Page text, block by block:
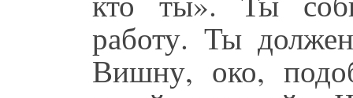
работу. Ты
Вишну, око,